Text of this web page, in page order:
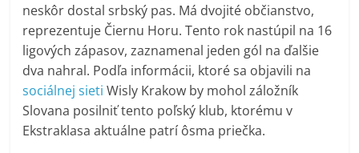
neskôr dostal srbský pas. Má dvojité občianstvo,
reprezentuje Čiernu Horu. Tento rok nastúpil na 16
ligových zápasov, zaznamenal jeden gól na ďalšie
dva nahral. Podľa informácii, ktoré sa objavili na
sociálnej sieti Wisly Krakow by mohol záložník
Slovana posilniť tento poľský klub, ktorému v
Ekstraklasa aktuálne patrí ôsma priečka.